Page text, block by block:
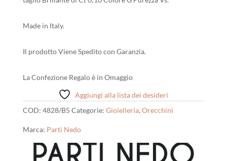
Made in Italy.
Il prodotto Viene Spedito con Garanzia.
La Confezione Regalo è in Omaggio
Aggiungi alla lista dei desideri
COD: 4828/B5 Categorie: Gioielleria, Orecchini
Marca: Parti Nedo